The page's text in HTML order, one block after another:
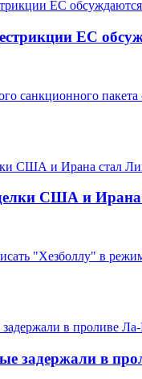
ЕС
санкционного пакета
США и Ирана
"Хезболлу" в
задержали в